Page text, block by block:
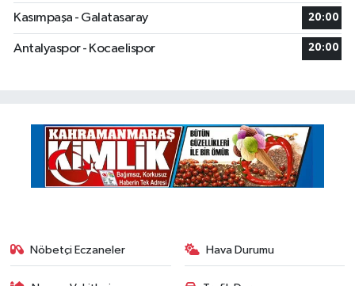
Kasımpaşa - Galatasaray 20:00
Antalyaspor - Kocaelispor 20:00
Nöbetçi Eczaneler Hava Durumu